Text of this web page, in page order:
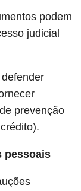
podem
judicial
prevenção
pessoais